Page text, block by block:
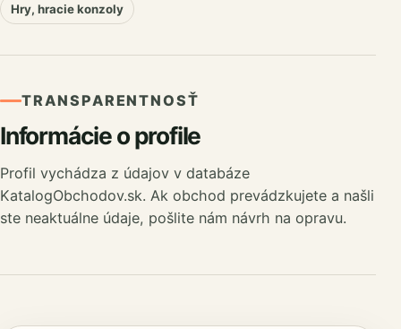
Hry, hracie konzoly
TRANSPARENTNOSŤ
Informácie o profile
Profil vychádza z údajov v databáze
KatalogObchodov.sk. Ak obchod prevádzkujete a našli
ste neaktuálne údaje, pošlite nám návrh na opravu.